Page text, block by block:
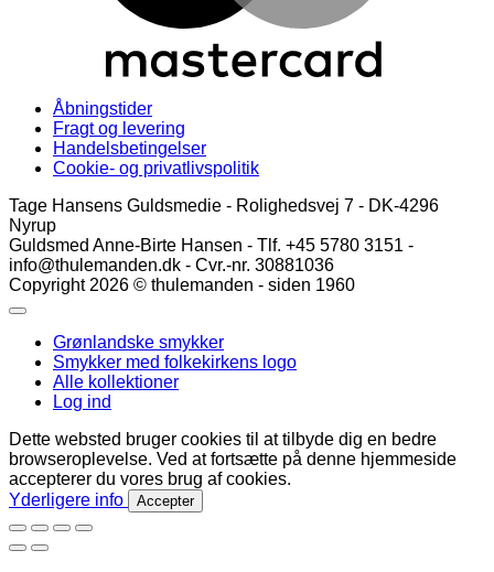
Åbningstider
Fragt og levering
Handelsbetingelser
Cookie- og privatlivspolitik
Tage Hansens Guldsmedie - Rolighedsvej 7 - DK-4296
Nyrup
Guldsmed Anne-Birte Hansen - Tlf. +45 5780 3151 -
info@thulemanden.dk - Cvr.-nr. 30881036
Copyright 2026 © thulemanden - siden 1960
Grønlandske smykker
Smykker med folkekirkens logo
Alle kollektioner
Log ind
Dette websted bruger cookies til at tilbyde dig en bedre
browseroplevelse. Ved at fortsætte på denne hjemmeside
accepterer du vores brug af cookies.
Yderligere info
Accepter